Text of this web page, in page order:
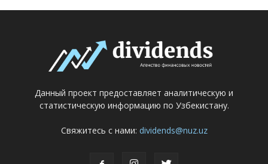
Данный проект предоставляет аналитическую и
статистическую информацию по Узбекистану.
Свяжитесь с нами: dividends@nuz.uz